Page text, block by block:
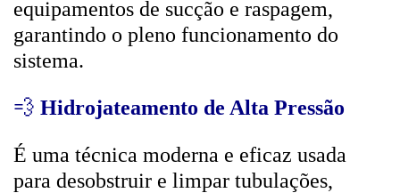
equipamentos de sucção e raspagem,
garantindo o pleno funcionamento do
sistema.
💨 Hidrojateamento de Alta Pressão
É uma técnica moderna e eficaz usada
para desobstruir e limpar tubulações,